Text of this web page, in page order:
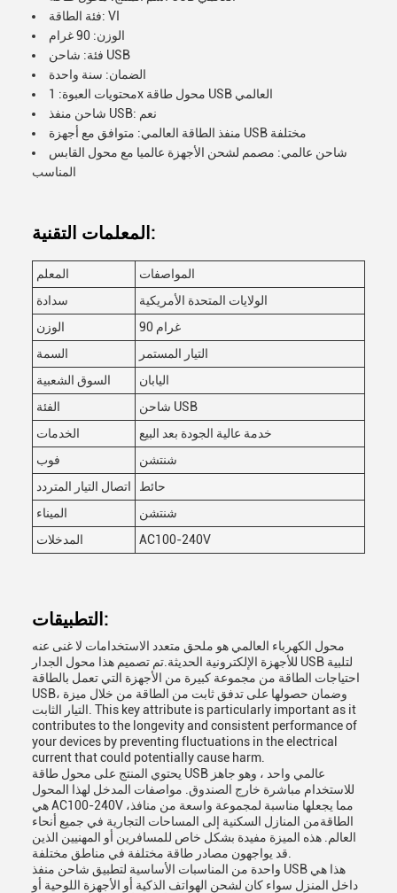
فئة الطاقة: VI
الوزن: 90 غرام
فئة: شاحن USB
الضمان: سنة واحدة
محتويات العبوة: 1x محول طاقة USB العالمي
شاحن منفذ USB: نعم
منفذ الطاقة العالمي: متوافق مع أجهزة USB مختلفة
شاحن عالمي: مصمم لشحن الأجهزة عالميا مع محول القابس
المناسب
المعلمات التقنية:
المعلم
المواصفات
سدادة
الولايات المتحدة الأمريكية
الوزن
90 غرام
السمة
التيار المستمر
السوق الشعبية
اليابان
الفئة
شاحن USB
الخدمات
خدمة عالية الجودة بعد البيع
فوب
شنتشن
اتصال التيار المتردد
حائط
الميناء
شنتشن
المدخلات
AC100-240V
التطبيقات:
محول الكهرباء العالمي هو ملحق متعدد الاستخدامات لا غنى عنه
للأجهزة الإلكترونية الحديثة.تم تصميم هذا محول الجدار USB لتلبية
احتياجات الطاقة من مجموعة كبيرة من الأجهزة التي تعمل بالطاقة
USB، وضمان حصولها على تدفق ثابت من الطاقة من خلال ميزة
التيار الثابت. This key attribute is particularly important as it
contributes to the longevity and consistent performance of
your devices by preventing fluctuations in the electrical
current that could potentially cause harm.
يحتوي المنتج على محول طاقة USB عالمي واحد ، وهو جاهز
للاستخدام مباشرة خارج الصندوق. مواصفات المدخل لهذا المحول
هي AC100-240V ،مما يجعلها مناسبة لمجموعة واسعة من منافذ
الطاقةمن المنازل السكنية إلى المساحات التجارية في جميع أنحاء
العالم. هذه الميزة مفيدة بشكل خاص للمسافرين أو المهنيين الذين
واحدة من المناسبات الأساسية لتطبيق شاحن منفذ USB هذا هي
داخل المنزل سواء كان لشحن الهواتف الذكية أو الأجهزة اللوحية أو